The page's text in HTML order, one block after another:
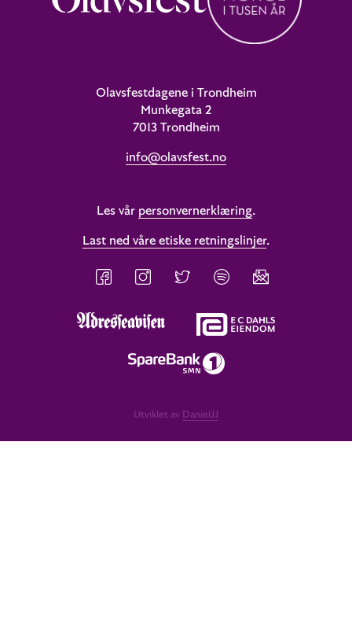
Olavsfestdagene i Trondheim
Munkegata 2
7013 Trondheim
info@olavsfest.no
Les vår personvernerklæring.
Last ned våre etiske retningslinjer.
Utviklet av DanielJJ